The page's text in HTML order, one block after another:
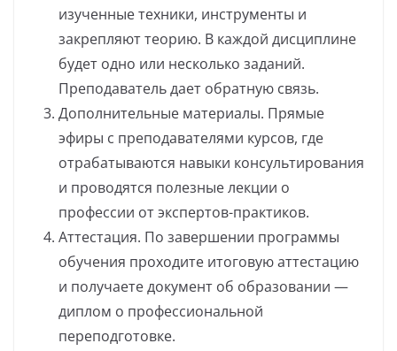
изученные техники, инструменты и
закрепляют теорию. В каждой дисциплине
будет одно или несколько заданий.
Преподаватель дает обратную связь.
Дополнительные материалы. Прямые
эфиры с преподавателями курсов, где
отрабатываются навыки консультирования
и проводятся полезные лекции о
профессии от экспертов-практиков.
Аттестация. По завершении программы
обучения проходите итоговую аттестацию
и получаете документ об образовании —
диплом о профессиональной
переподготовке.